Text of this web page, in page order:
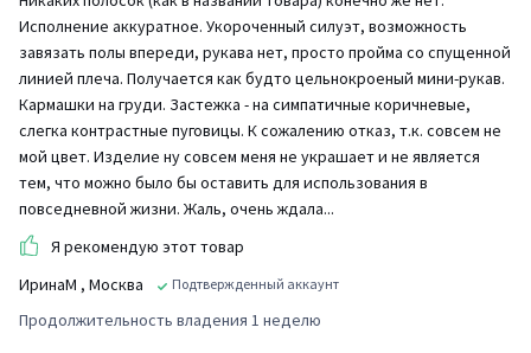
Исполнение аккуратное. Укороченный силуэт, возможность
завязать полы впереди, рукава нет, просто пройма со спущенной
линией плеча. Получается как будто цельнокроеный мини-рукав.
Кармашки на груди. Застежка - на симпатичные коричневые,
слегка контрастные пуговицы. К сожалению отказ, т.к. совсем не
мой цвет. Изделие ну совсем меня не украшает и не является
тем, что можно было бы оставить для использования в
повседневной жизни. Жаль, очень ждала...
Я рекомендую этот товар
ИринаМ , Москва Подтвержденный аккаунт
Продолжительность владения 1 неделю